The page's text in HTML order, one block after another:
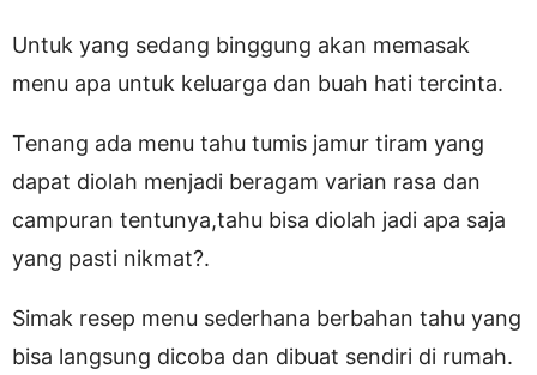
Untuk yang sedang binggung akan memasak
menu apa untuk keluarga dan buah hati tercinta.
Tenang ada menu tahu tumis jamur tiram yang
dapat diolah menjadi beragam varian rasa dan
campuran tentunya,tahu bisa diolah jadi apa saja
yang pasti nikmat?.
Simak resep menu sederhana berbahan tahu yang
bisa langsung dicoba dan dibuat sendiri di rumah.